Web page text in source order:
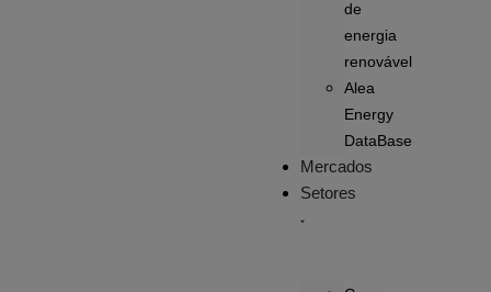
de
energia
renovável
Alea
Energy
DataBase
Mercados
Setores